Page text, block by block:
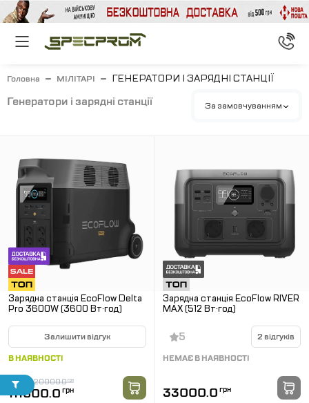
Головна МІЛІТАРІ ГЕНЕРАТОРИ І ЗАРЯДНІ СТАНЦІЇ
генератори і зарядні станції За замовчуванням
Зарядна станція EcoFlow Delta
Pro 3600W (3600 Вт·год)
Залишити відгук
В НАЯВНОСТІ
120000.0грн
-7 %
111600.0 грн
Зарядна станція EcoFlow RIVER
MAX (512 Вт·год)
5 2 відгуків
НЕМАЄ В НАЯВНОСТІ
33000.0 грн